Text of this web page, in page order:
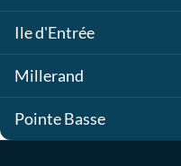
Ile d'Entrée
Millerand
Pointe Basse